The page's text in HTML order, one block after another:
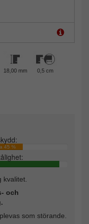
18,00 mm 0,5 cm
45 %
kvalitet.
och
som störande.